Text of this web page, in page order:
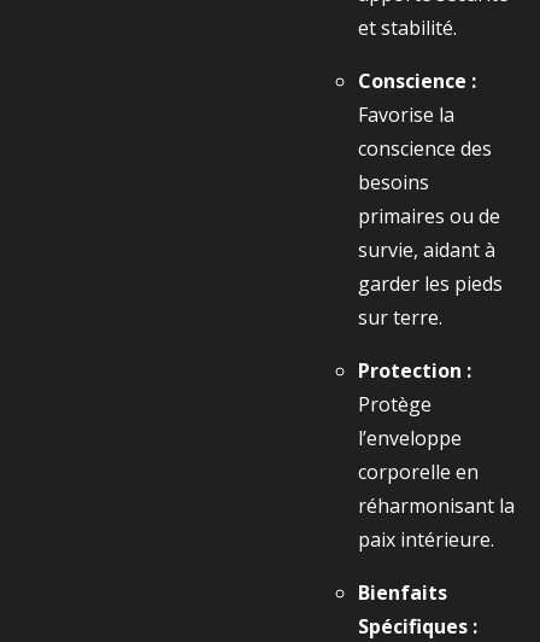
et stabilité.
Conscience :
Favorise la
conscience des
besoins
primaires ou de
survie, aidant à
garder les pieds
sur terre.
Protection :
Protège
l’enveloppe
corporelle en
réharmonisant la
paix intérieure.
Bienfaits
Spécifiques :